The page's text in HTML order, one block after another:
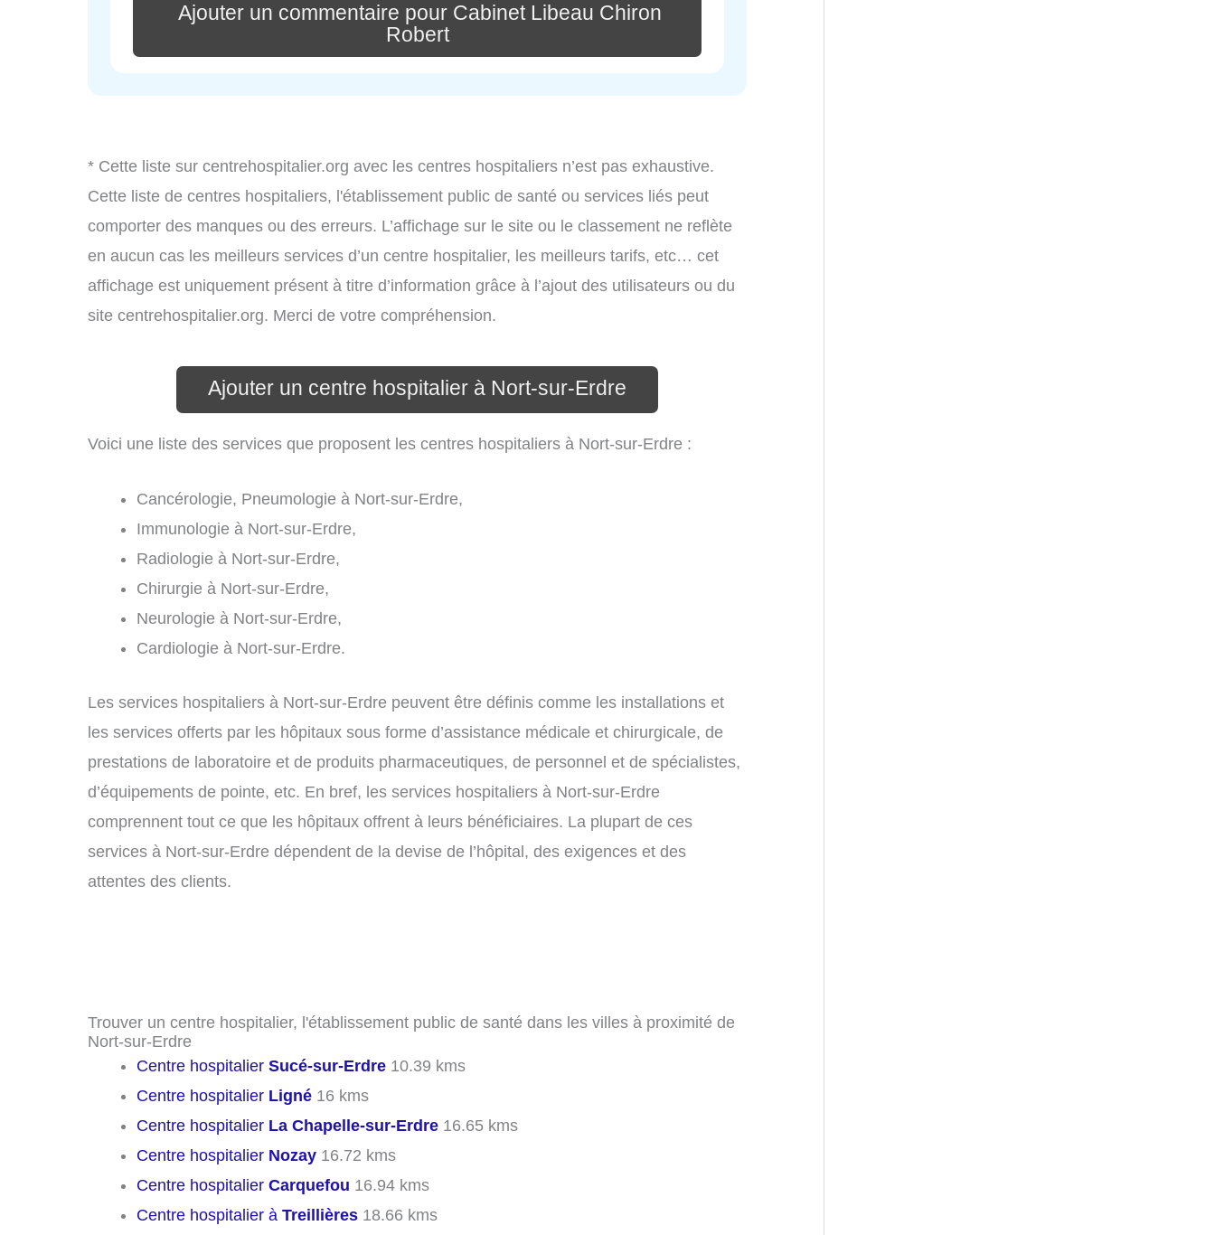
Ajouter un commentaire pour Cabinet Libeau Chiron
Robert
* Cette liste sur centrehospitalier.org avec les centres hospitaliers n’est pas exhaustive.
Cette liste de centres hospitaliers, l'établissement public de santé ou services liés peut
comporter des manques ou des erreurs. L’affichage sur le site ou le classement ne reflète
en aucun cas les meilleurs services d’un centre hospitalier, les meilleurs tarifs, etc… cet
affichage est uniquement présent à titre d’information grâce à l’ajout des utilisateurs ou du
site centrehospitalier.org. Merci de votre compréhension.
Ajouter un centre hospitalier à Nort-sur-Erdre
Voici une liste des services que proposent les centres hospitaliers à Nort-sur-Erdre :
Cancérologie, Pneumologie à Nort-sur-Erdre,
Immunologie à Nort-sur-Erdre,
Radiologie à Nort-sur-Erdre,
Chirurgie à Nort-sur-Erdre,
Neurologie à Nort-sur-Erdre,
Cardiologie à Nort-sur-Erdre.
Les services hospitaliers à Nort-sur-Erdre peuvent être définis comme les installations et
les services offerts par les hôpitaux sous forme d’assistance médicale et chirurgicale, de
prestations de laboratoire et de produits pharmaceutiques, de personnel et de spécialistes,
d’équipements de pointe, etc. En bref, les services hospitaliers à Nort-sur-Erdre
comprennent tout ce que les hôpitaux offrent à leurs bénéficiaires. La plupart de ces
services à Nort-sur-Erdre dépendent de la devise de l’hôpital, des exigences et des
attentes des clients.
Trouver un centre hospitalier, l'établissement public de santé dans les villes à proximité de
Nort-sur-Erdre
Centre hospitalier Sucé-sur-Erdre 10.39 kms
Centre hospitalier Ligné 16 kms
Centre hospitalier La Chapelle-sur-Erdre 16.65 kms
Centre hospitalier Nozay 16.72 kms
Centre hospitalier Carquefou 16.94 kms
Centre hospitalier à Treillières 18.66 kms